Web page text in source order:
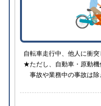
自転車走行中、他人に衝
★ただし、自動車・原動機
事故や業務中の事故は除